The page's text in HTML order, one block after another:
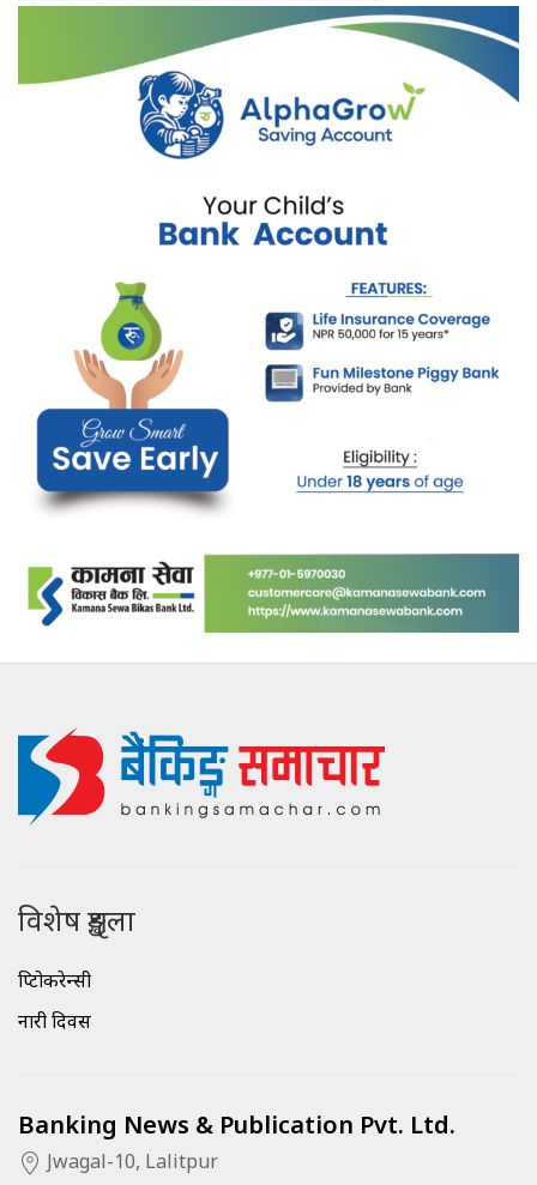
विशेष शृङ्खला
क्रिप्टोकरेन्सी
नारी दिवस
Banking News & Publication Pvt. Ltd.
Jwagal-10, Lalitpur